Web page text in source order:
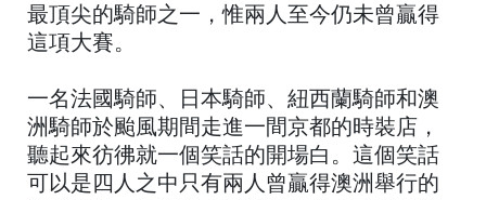
最頂尖的騎師之一，惟兩人至今仍未曾贏得
這項大賽。
一名法國騎師、日本騎師、紐西蘭騎師和澳
洲騎師於颱風期間走進一間京都的時裝店，
聽起來彷彿就一個笑話的開場白。這個笑話
可以是四人之中只有兩人曾贏得澳洲舉行的